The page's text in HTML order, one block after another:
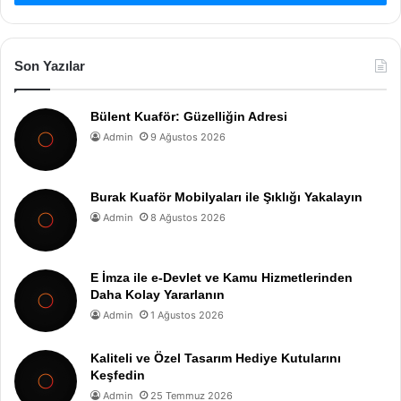
Son Yazılar
Bülent Kuaför: Güzelliğin Adresi
Admin 9 Ağustos 2026
Burak Kuaför Mobilyaları ile Şıklığı Yakalayın
Admin 8 Ağustos 2026
E İmza ile e-Devlet ve Kamu Hizmetlerinden
Daha Kolay Yararlanın
Admin 1 Ağustos 2026
Kaliteli ve Özel Tasarım Hediye Kutularını
Keşfedin
Admin 25 Temmuz 2026